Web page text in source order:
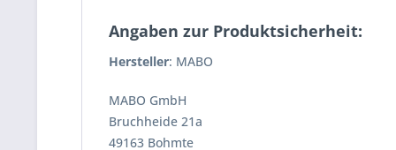
Angaben zur Produktsicherheit:
Hersteller: MABO
MABO GmbH
Bruchheide 21a
49163 Bohmte